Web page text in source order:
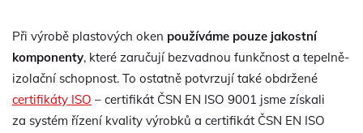
Při výrobě plastových oken používáme pouze jakostní
komponenty, které zaručují bezvadnou funkčnost a tepelně-
izolační schopnost. To ostatně potvrzují také obdržené
certifikáty ISO – certifikát ČSN EN ISO 9001 jsme získali
za systém řízení kvality výrobků a certifikát ČSN EN ISO